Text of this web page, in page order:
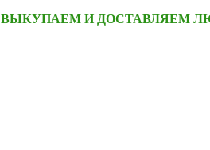
ВЫКУПАЕМ И ДОСТАВЛЯЕМ